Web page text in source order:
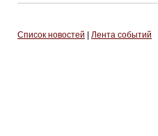
Список новостей Лента событий